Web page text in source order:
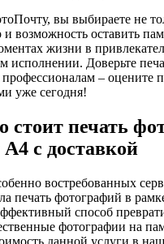
вы выбираете не
и возможность оставить
жизни в
исполнении. Доверьте
– оцените
уже сегодня!
стоит печать
с доставкой
востребованных
печать фотографий в
способ
фотографии на
данной услуги в